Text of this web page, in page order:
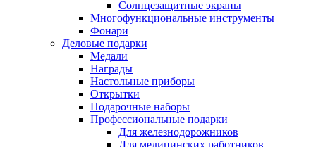
Солнцезащитные экраны
Многофункциональные инструменты
Фонари
Деловые подарки
Медали
Награды
Настольные приборы
Открытки
Подарочные наборы
Профессиональные подарки
Для железнодорожников
Для медицинских работников